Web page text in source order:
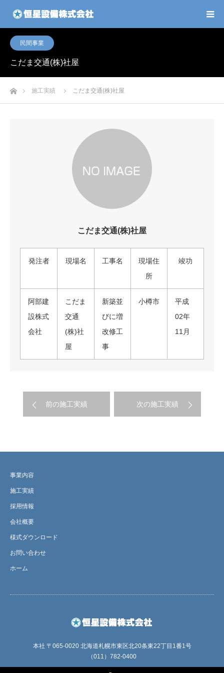
民間事業
こだま交通(株)社屋
ホーム施工実績 こだま交通(株)社屋
こだま交通(株)社屋
発注者 現場名 工事名
現場住
所
竣功
阿部建
設株式
会社
こだま
交通
(株)社
屋
新築並
びに増
改修工
事
小樽市
平成
02年
11月
前の施工実績 次の施工実績
事業内容
施工実績
採用情報
会社概要
様式ダウンロード
お問い合わせ
ホーム
本社 〒065-0020 北海道札幌市東区北20条東22丁目1番1号
（011）782-0400